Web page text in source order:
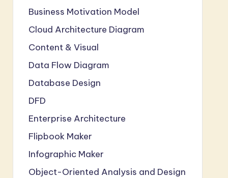
Business Motivation Model
Cloud Architecture Diagram
Content & Visual
Data Flow Diagram
Database Design
DFD
Enterprise Architecture
Flipbook Maker
Infographic Maker
Object-Oriented Analysis and Design